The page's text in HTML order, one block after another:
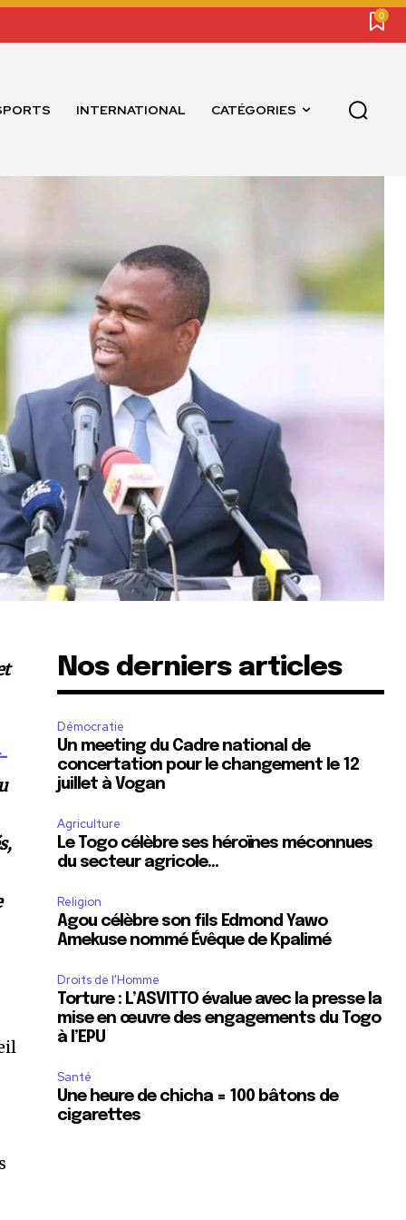
0
INTERNATIONAL CATÉGORIES
Nos derniers articles
Démocratie
Un meeting du Cadre national de
concertation pour le changement le 12
juillet à Vogan
Agriculture
Le Togo célèbre ses héroïnes méconnues
du secteur agricole…
Religion
Agou célèbre son fils Edmond Yawo
Amekuse nommé Évêque de Kpalimé
Droits de l'Homme
Torture : L’ASVITTO évalue avec la presse la
mise en œuvre des engagements du Togo
à l’EPU
Santé
Une heure de chicha = 100 bâtons de
cigarettes